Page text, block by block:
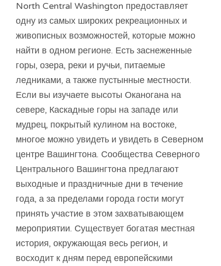
North Central Washington предоставляет
одну из самых широких рекреационных и
живописных возможностей, которые можно
найти в одном регионе. Есть заснеженные
горы, озера, реки и ручьи, питаемые
ледниками, а также пустынные местности.
Если вы изучаете высоты Оканогана на
севере, Каскадные горы на западе или
мудрец, покрытый кулином на востоке,
многое можно увидеть и увидеть в Северном
центре Вашингтона. Сообщества Северного
Центрального Вашингтона предлагают
выходные и праздничные дни в течение
года, а за пределами города гости могут
принять участие в этом захватывающем
мероприятии. Существует богатая местная
история, окружающая весь регион, и
восходит к дням перед европейскими